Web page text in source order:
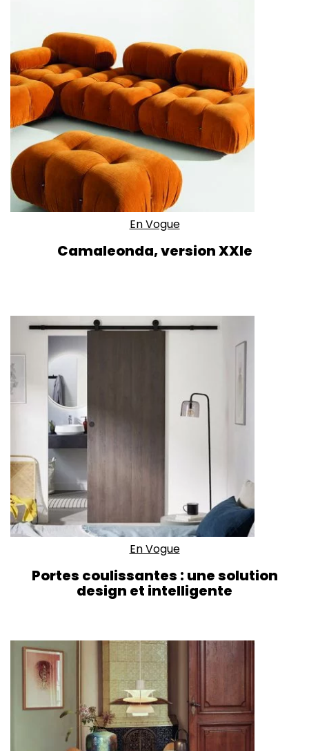
En Vogue
Camaleonda, version XXIe
En Vogue
Portes coulissantes : une solution
design et intelligente